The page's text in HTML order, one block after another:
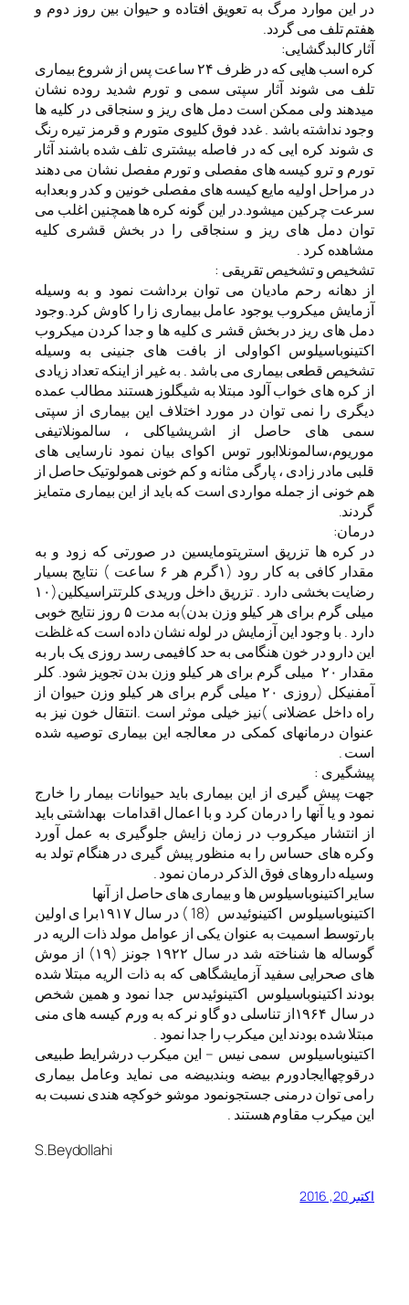
در این موارد مرگ به تعویق افتاده و حیوان بین روز دوم و
هفتم تلف می گردد.
آثار کالبدگشایی:
کره اسب هایی که در ظرف ۲۴ ساعت پس از شروع بیماری
تلف می شوند آثار سپتی سمی و تورم شدید روده نشان
میدهند ولی ممکن است دمل های ریز و سنجاقی در کلیه ها
وجود نداشته باشد . غدد فوق کلیوی متورم و قرمز تیره رنگ
ی شوند کره ایی که در فاصله بیشتری تلف شده باشند آثار
تورم و ترو کیسه های مفصلی و تورم مفصل نشان می دهند
در مراحل اولیه مایع کیسه های مفصلی خونین و کدر و بعدابه
سرعت چرکین میشود.در این گونه کره ها همچنین اغلب می
توان دمل های ریز و سنجاقی را در بخش قشری کلیه
مشاهده کرد .
تشخیص و تشخیص تقریقی :
از دهانه رحم مادیان می توان برداشت نمود و به وسیله
آزمایش میکروب یوجود عامل بیماری زا را کاوش کرد.وجود
دمل های ریز در بخش قشر ی کلیه ها و جدا کردن میکروب
اکتینوباسیلوس اکواولی از بافت های جنینی به وسیله
تشخیص قطعی بیماری می باشد . به غیر از اینکه تعداد زیادی
از کره های خواب آلود مبتلا به شیگلوز هستند مطالب عمده
دیگری را نمی توان در مورد اختلاف این بیماری از سپتی
سمی های حاصل از اشریشیاکلی ، سالمونلاتیفی
موریوم،سالمونلاابور توس اکوای بیان نمود نارسایی های
قلبی مادر زادی ، پارگی مثانه و کم خونی همولوتیک حاصل از
هم خونی از جمله مواردی است که باید از این بیماری متمایز
گردند.
درمان:
در کره ها تزریق استرپتومایسین در صورتی که زود و به
مقدار کافی به کار رود (۱گرم هر ۶ ساعت ) نتایج بسیار
رضایت بخشی دارد . تزریق داخل وریدی کلرتتراسیکلین(۱۰
میلی گرم برای هر کیلو وزن بدن)به مدت ۵ روز نتایج خوبی
دارد . با وجود این آزمایش در لوله نشان داده است که غلظت
این دارو در خون هنگامی به حد کافیمی رسد روزی یک بار به
مقدار ۲۰ میلی گرم برای هر کیلو وزن بدن تجویز شود. کلر
آمفنیکل (روزی ۲۰ میلی گرم برای هر کیلو وزن حیوان از
راه داخل عضلانی )نیز خیلی موثر است .انتقال خون نیز به
عنوان درمانهای کمکی در معالجه این بیماری توصیه شده
است .
پیشگیری :
جهت پیش گیری از این بیماری باید حیوانات بیمار را خارج
نمود و یا آنها را درمان کرد و با اعمال اقدامات بهداشتی باید
از انتشار میکروب در زمان زایش جلوگیری به عمل آورد
وکره های حساس را به منظور پیش گیری در هنگام تولد به
وسیله داروهای فوق الذکر درمان نمود .
سایر اکتینوباسیلوس ها و بیماری های حاصل از آنها
اکتینوباسیلوس اکتینوئیدس (18 ) در سال ۱۹۱۷برا ی اولین
بارتوسط اسمیت به عنوان یکی از عوامل مولد ذات الریه در
گوساله ها شناخته شد در سال ۱۹۲۲ جونز (۱۹) از موش
های صحرایی سفید آزمایشگاهی که به ذات الریه مبتلا شده
بودند اکتینوباسیلوس اکتینوئیدس جدا نمود و همین شخص
در سال ۱۹۶۴از تناسلی دو گاو نر که به ورم کیسه های منی
مبتلا شده بودند این میکرب را جدا نمود .
اکتینوباسیلوس سمی نیس – این میکرب درشرایط طبیعی
درقوچهاایجادورم بیضه وبندبیضه می نماید وعامل بیماری
رامی توان درمنی جستجونمود موشو خوکچه هندی نسبت به
این میکرب مقاوم هستند .
S.Beydollahi
اکتبر 20, 2016